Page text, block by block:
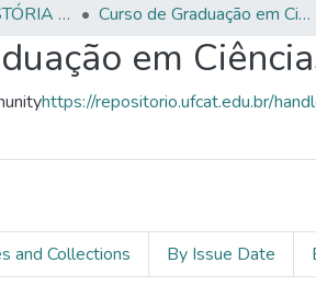
INSTITUTO DE HISTÓRIA E CIÊNCIAS SOCIAIS Curso de Graduação em Ciências Sociais (licenciatura)
em
https://repositorio.ufcat.edu.br/
and Collections By Issue Date